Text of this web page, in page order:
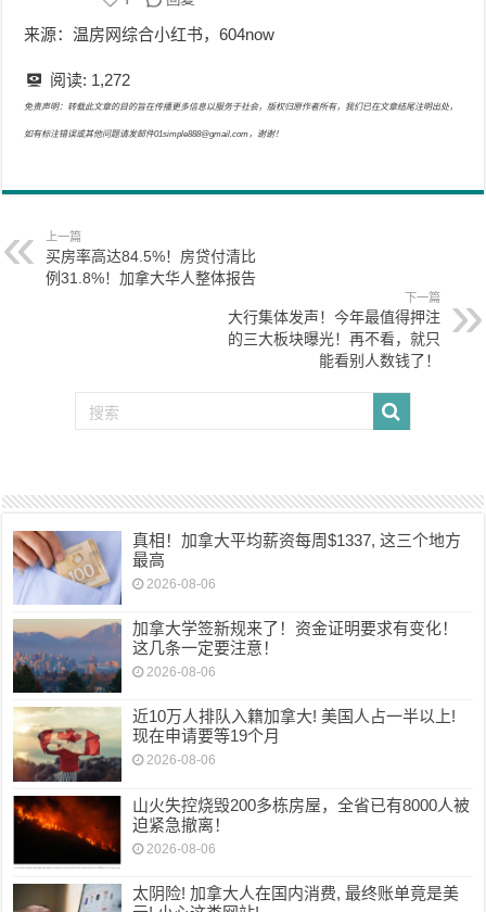
来源：温房网综合小红书，604now
阅读: 1,272
免责声明：转载此文章的目的旨在传播更多信息以服务于社会，版权归原作者所有，我们已在文章结尾注明出处，
如有标注错误或其他问题请发邮件01simple888@gmail.com，谢谢！
上一篇
买房率高达84.5%！房贷付清比
例31.8%！加拿大华人整体报告
下一篇
大行集体发声！今年最值得押注
的三大板块曝光！再不看，就只
能看别人数钱了！
真相！加拿大平均薪资每周$1337, 这三个地方
最高
2026-08-06
加拿大学签新规来了！资金证明要求有变化！
这几条一定要注意！
2026-08-06
近10万人排队入籍加拿大! 美国人占一半以上!
现在申请要等19个月
2026-08-06
山火失控烧毁200多栋房屋，全省已有8000人被
迫紧急撤离！
2026-08-06
太阴险! 加拿大人在国内消费, 最终账单竟是美